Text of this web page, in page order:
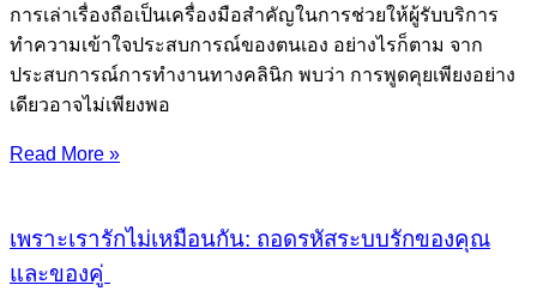
การเล่าเรื่องถือเป็นเครื่องมือสำคัญในการช่วยให้ผู้รับบริการ
ทำความเข้าใจประสบการณ์ของตนเอง อย่างไรก็ตาม จาก
ประสบการณ์การทำงานทางคลินิก พบว่า การพูดคุยเพียงอย่าง
เดียวอาจไม่เพียงพอ
Read More »
เพราะเรารักไม่เหมือนกัน: ถอดรหัสระบบรักของคุณ
และของคู่